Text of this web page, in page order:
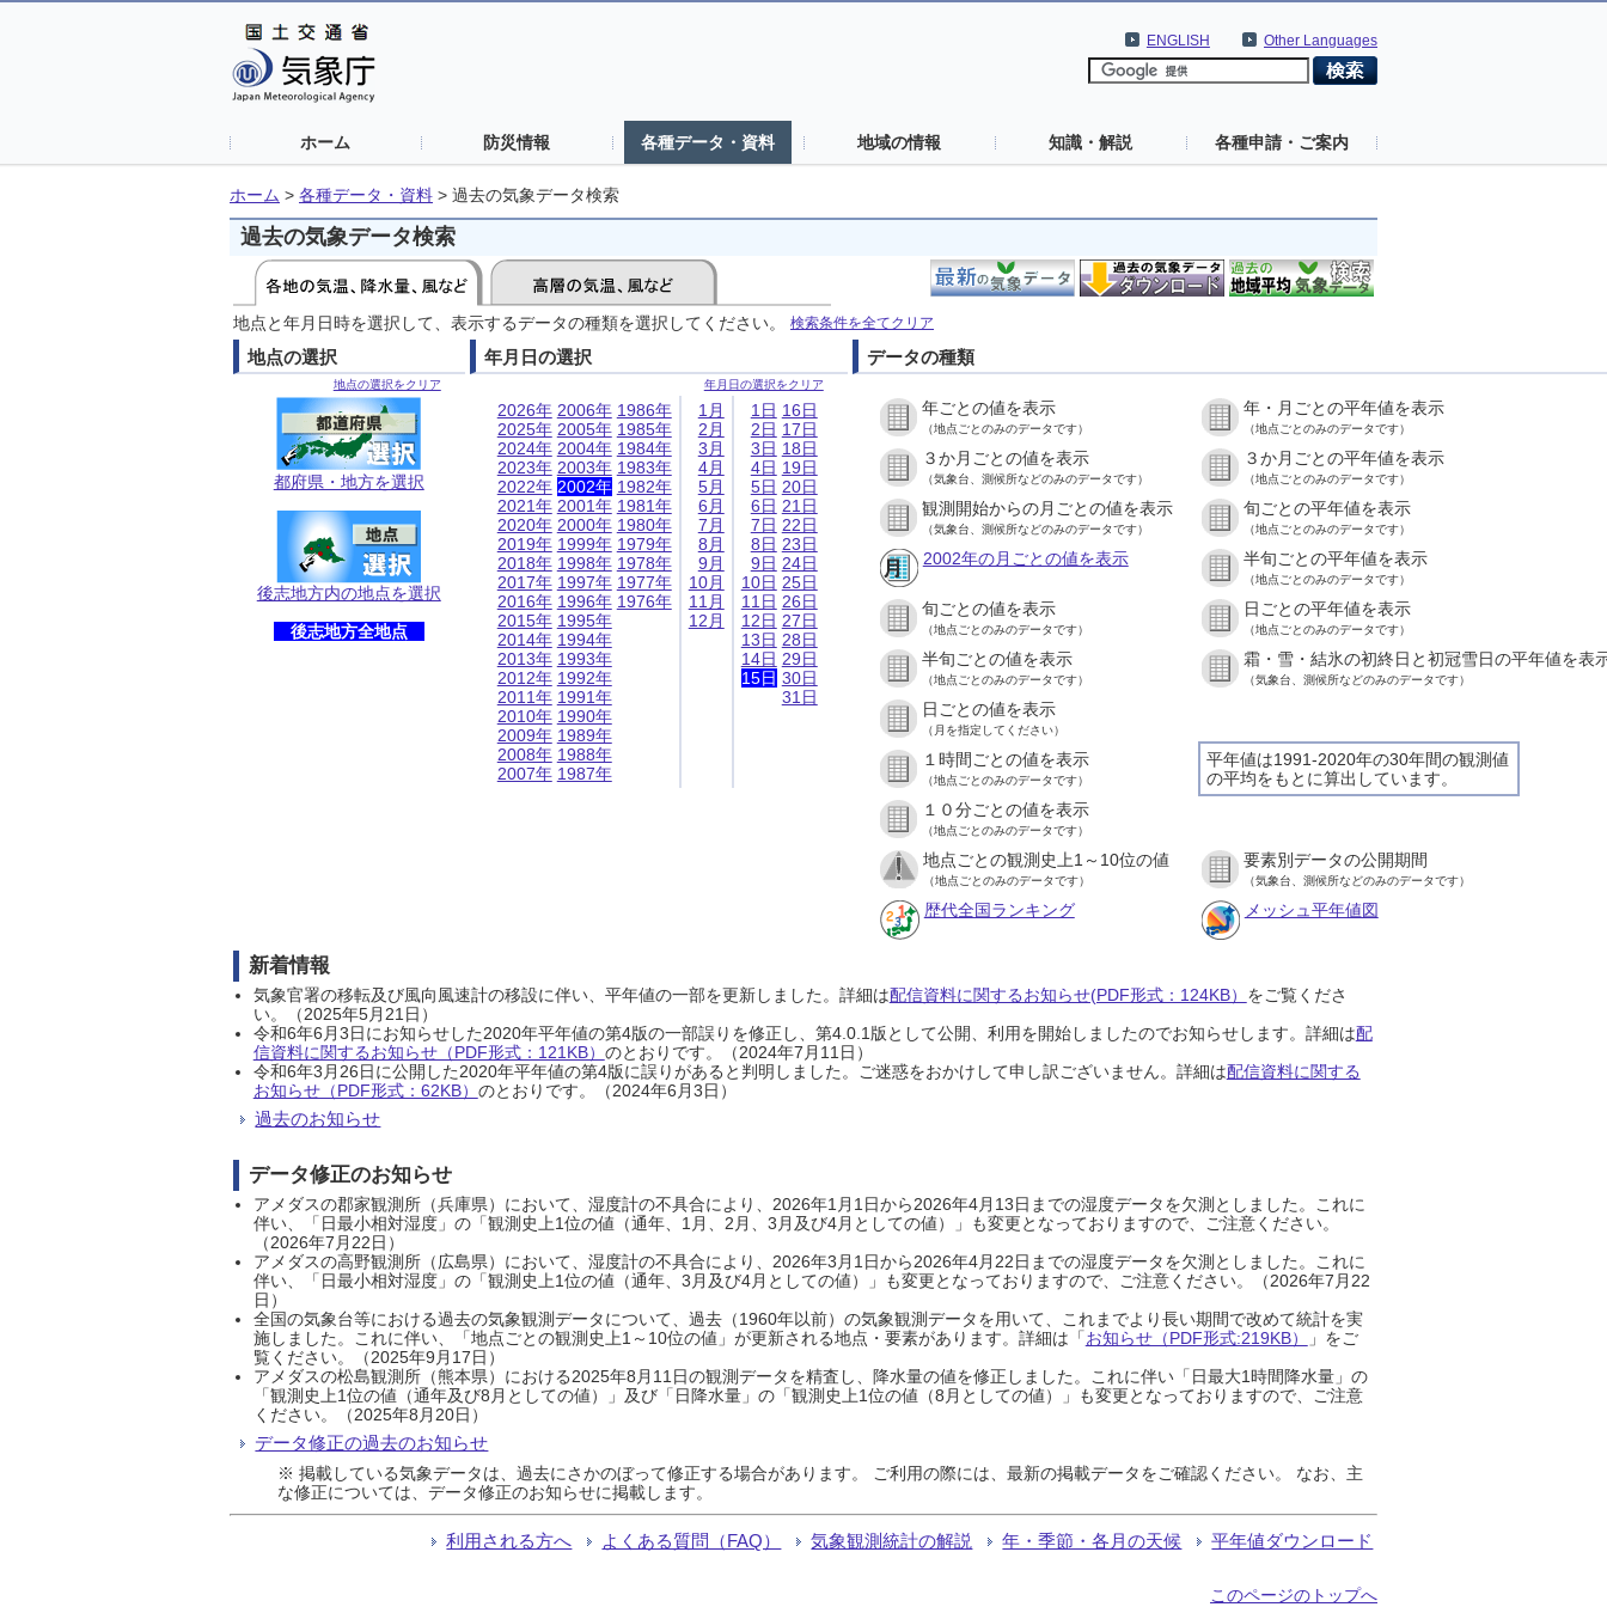
Other Languages
ENGLISH
ホーム 防災情報 各種データ・資料 地域の情報 知識・解説 各種申請・ご案内
ホーム > 各種データ・資料 > 過去の気象データ検索
過去の気象データ検索
地点と年月日時を選択して、表示するデータの種類を選択してください。 検索条件を全てクリア
地点の選択
地点の選択をクリア
都府県・地方を選択
後志地方内の地点を選択
後志地方全地点
年月日の選択
年月日の選択をクリア
2026年
2025年
2024年
2023年
2022年
2021年
2020年
2019年
2018年
2017年
2016年
2015年
2014年
2013年
2012年
2011年
2010年
2009年
2008年
2007年
2006年
2005年
2004年
2003年
2002年
2001年
2000年
1999年
1998年
1997年
1996年
1995年
1994年
1993年
1992年
1991年
1990年
1989年
1988年
1987年
1986年
1985年
1984年
1983年
1982年
1981年
1980年
1979年
1978年
1977年
1976年
1月
2月
3月
4月
5月
6月
7月
8月
9月
10月
11月
12月
1日
2日
3日
4日
5日
6日
7日
8日
9日
10日
11日
12日
13日
14日
15日
16日
17日
18日
19日
20日
21日
22日
23日
24日
25日
26日
27日
28日
29日
30日
31日
データの種類
年ごとの値を表示
（地点ごとのみのデータです）
年・月ごとの平年値を表示
（地点ごとのみのデータです）
３か月ごとの値を表示
（気象台、測候所などのみのデータです）
３か月ごとの平年値を表示
（地点ごとのみのデータです）
観測開始からの月ごとの値を表示
（気象台、測候所などのみのデータです）
旬ごとの平年値を表示
（地点ごとのみのデータです）
2002年の月ごとの値を表示 半旬ごとの平年値を表示
（地点ごとのみのデータです）
旬ごとの値を表示
（地点ごとのみのデータです）
日ごとの平年値を表示
（地点ごとのみのデータです）
半旬ごとの値を表示
（地点ごとのみのデータです）
霜・雪・結氷の初終日と初冠雪日の平年値を表
（気象台、測候所などのみのデータです）
日ごとの値を表示
（月を指定してください）
平年値は1991-2020年の30年間の観測値
の平均をもとに算出しています。
１時間ごとの値を表示
（地点ごとのみのデータです）
１０分ごとの値を表示
（地点ごとのみのデータです）
地点ごとの観測史上1～10位の値
（地点ごとのみのデータです）
要素別データの公開期間
（気象台、測候所などのみのデータです）
歴代全国ランキング メッシュ平年値図
新着情報
気象官署の移転及び風向風速計の移設に伴い、平年値の一部を更新しました。詳細は配信資料に関するお知らせ(PDF形式：124KB） をご覧くださ
い。（2025年5月21日）
令和6年6月3日にお知らせした2020年平年値の第4版の一部誤りを修正し、第4.0.1版として公開、利用を開始しましたのでお知らせします。詳細は配
信資料に関するお知らせ（PDF形式：121KB） のとおりです。（2024年7月11日）
令和6年3月26日に公開した2020年平年値の第4版に誤りがあると判明しました。ご迷惑をおかけして申し訳ございません。詳細は配信資料に関する
お知らせ（PDF形式：62KB） のとおりです。（2024年6月3日）
過去のお知らせ
データ修正のお知らせ
アメダスの郡家観測所（兵庫県）において、湿度計の不具合により、2026年1月1日から2026年4月13日までの湿度データを欠測としました。これに
伴い、「日最小相対湿度」の「観測史上1位の値（通年、1月、2月、3月及び4月としての値）」も変更となっておりますので、ご注意ください。
（2026年7月22日）
アメダスの高野観測所（広島県）において、湿度計の不具合により、2026年3月1日から2026年4月22日までの湿度データを欠測としました。これに
伴い、「日最小相対湿度」の「観測史上1位の値（通年、3月及び4月としての値）」も変更となっておりますので、ご注意ください。（2026年7月22
日）
全国の気象台等における過去の気象観測データについて、過去（1960年以前）の気象観測データを用いて、これまでより長い期間で改めて統計を実
施しました。これに伴い、「地点ごとの観測史上1～10位の値」が更新される地点・要素があります。詳細は「お知らせ（PDF形式:219KB）
」をご
覧ください。（2025年9月17日）
アメダスの松島観測所（熊本県）における2025年8月11日の観測データを精査し、降水量の値を修正しました。これに伴い「日最大1時間降水量」の
「観測史上1位の値（通年及び8月としての値）」及び「日降水量」の「観測史上1位の値（8月としての値）」も変更となっておりますので、ご注意
ください。（2025年8月20日）
データ修正の過去のお知らせ
※ 掲載している気象データは、過去にさかのぼって修正する場合があります。 ご利用の際には、最新の掲載データをご確認ください。 なお、主
な修正については、データ修正のお知らせに掲載します。
利用される方へ よくある質問（FAQ） 気象観測統計の解説 年・季節・各月の天候 平年値ダウンロード
このページのトップへ